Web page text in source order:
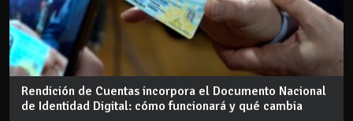
Rendición de Cuentas incorpora el Documento Nacional
de Identidad Digital: cómo funcionará y qué cambia